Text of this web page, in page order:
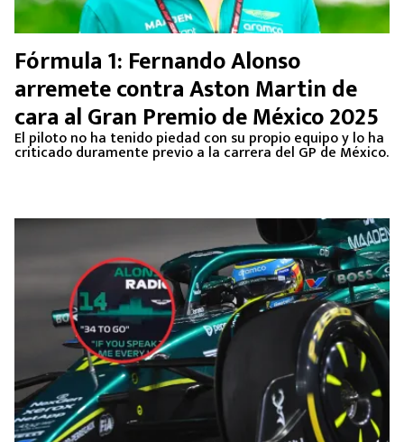
Fórmula 1: Fernando Alonso
arremete contra Aston Martin de
cara al Gran Premio de México 2025
El piloto no ha tenido piedad con su propio equipo y lo ha
criticado duramente previo a la carrera del GP de México.